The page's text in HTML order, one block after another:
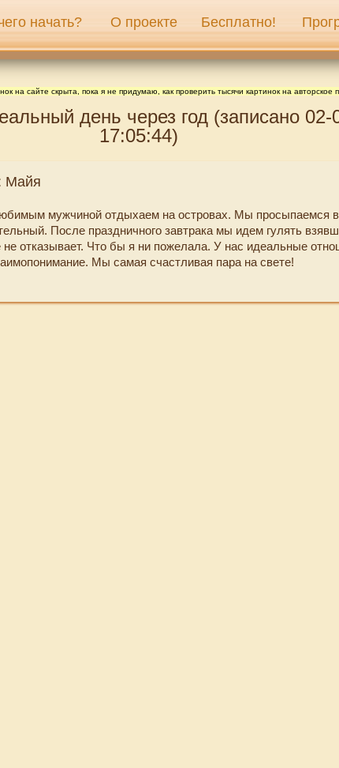
начать? О проекте Бесплатно!
на сайте скрыта, пока я не придумаю, как проверить тысячи картинок на авторское
день через год (записано 02-
17:05:44)
Майя
мужчиной отдыхаем на островах. Мы просыпаемся
После праздничного завтрака мы идем гулять
отказывает. Что бы я ни пожелала. У нас идеальные
Мы самая счастливая пара на свете!